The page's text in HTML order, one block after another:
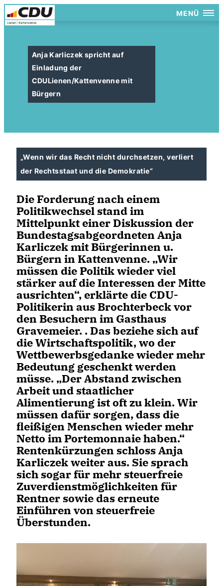
MENÜ
Anja Karliczek spricht auf
Einladung der
CDULienen/Kattenvenne mit
Bürgern
Wenn wir das Recht nicht durchsetzen, verliert
der Rechtsstaat und die Demokratie“
Die Forderung nach einem
Politikwechsel stand im
Mittelpunkt einer Diskussion der
Bundestagsabgeordneten Anja
Karliczek mit Bürgerinnen u.
Bürgern in Kattenvenne. „Wir
müssen die Politik wieder viel
stärker auf die Interessen der Mitte
ausrichten“, erklärte die CDU-
Politikerin aus Brochterbeck vor
den Besuchern im Gasthaus
Gravemeier. . Das beziehe sich auf
die Wirtschaftspolitik, wo der
Wettbewerbsgedanke wieder mehr
Bedeutung geschenkt werden
müsse. „Der Abstand zwischen
Arbeit und staatlicher
Alimentierung ist oft zu klein. Wir
müssen dafür sorgen, dass die
fleißigen Menschen wieder mehr
Netto im Portemonnaie haben.“
Rentenkürzungen schloss Anja
Karliczek weiter aus. Sie sprach
sich sogar für mehr steuerfreie
Zuverdienstmöglichkeiten für
Rentner sowie das erneute
Einführen von steuerfreie
Überstunden.